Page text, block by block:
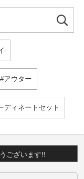
アウター
ディネートセット
ございます!!